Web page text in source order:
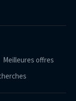
Meilleures offres